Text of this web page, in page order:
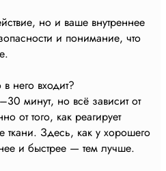
но и ваше внутреннее
и понимание, что
него входит?
минут, но всё зависит от
от того, как реагирует
Здесь, как у хорошего
и быстрее — тем лучше.